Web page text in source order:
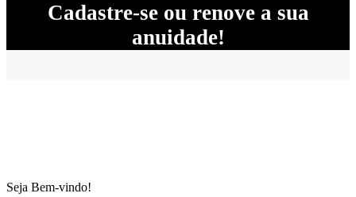
Cadastre-se ou renove a sua
anuidade!
Seja Bem-vindo!